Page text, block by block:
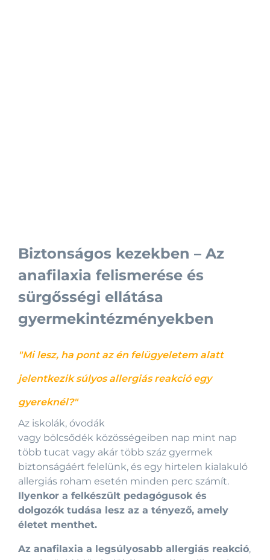
Biztonságos kezekben – Az
anafilaxia felismerése és
sürgősségi ellátása
gyermekintézményekben
"Mi lesz, ha pont az én felügyeletem alatt
jelentkezik súlyos allergiás reakció egy
gyereknél?"
Az iskolák, óvodák
vagy bölcsődék közösségeiben nap mint nap
több tucat vagy akár több száz gyermek
biztonságáért felelünk, és egy hirtelen kialakuló
allergiás roham esetén minden perc számít.
Ilyenkor a felkészült pedagógusok és
dolgozók tudása lesz az a tényező, amely
életet menthet.
Az anafilaxia a legsúlyosabb allergiás reakció,